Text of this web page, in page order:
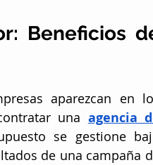
Beneficios
aparezcan en
una agencia
se gestione
de una campaña